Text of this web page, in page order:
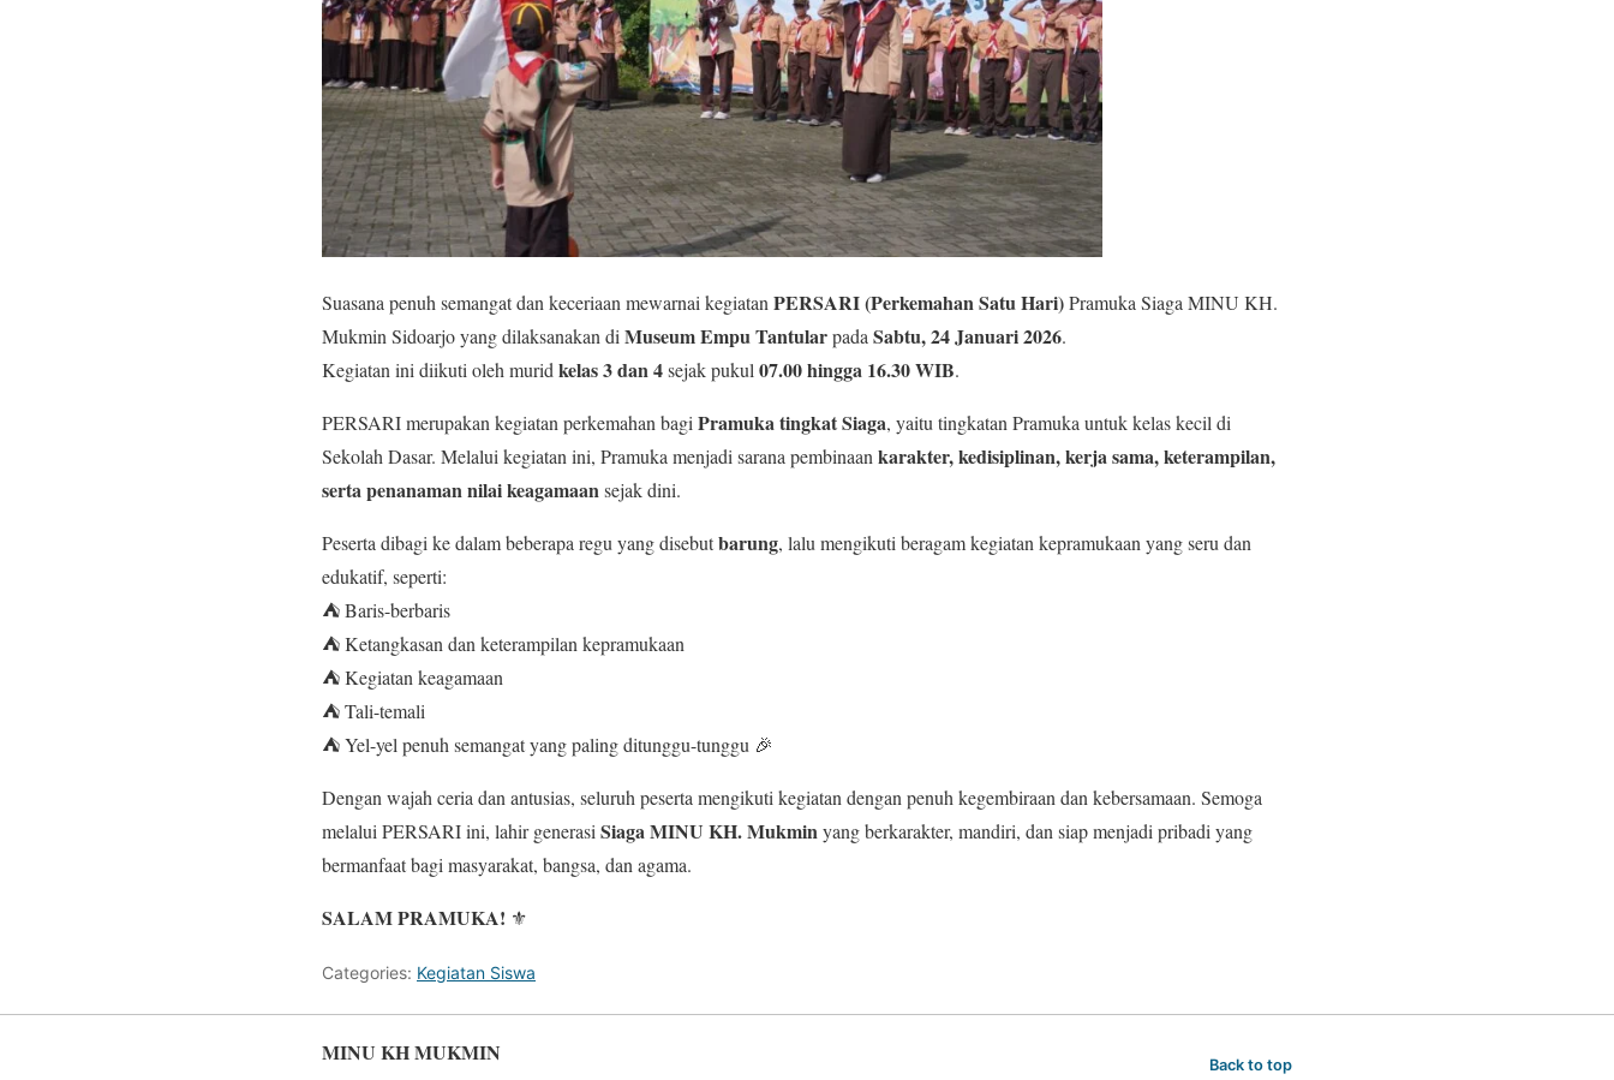
Suasana penuh semangat dan keceriaan mewarnai kegiatan PERSARI (Perkemahan Satu Hari)Pramuka Siaga MINU KH.
Mukmin Sidoarjo yang dilaksanakan di Museum Empu Tantularpada Sabtu, 24 Januari 2026.
Kegiatan ini diikuti oleh murid kelas 3 dan 4sejak pukul 07.00 hingga 16.30 WIB.
PERSARI merupakan kegiatan perkemahan bagi Pramuka tingkat Siaga, yaitu tingkatan Pramuka untuk kelas kecil di
Sekolah Dasar. Melalui kegiatan ini, Pramuka menjadi sarana pembinaan karakter, kedisiplinan, kerja sama, keterampilan,
serta penanaman nilai keagamaansejak dini.
Peserta dibagi ke dalam beberapa regu yang disebutbarung, lalu mengikuti beragam kegiatan kepramukaan yang seru dan
edukatif, seperti:
⛺ Baris-berbaris
⛺ Ketangkasan dan keterampilan kepramukaan
⛺ Kegiatan keagamaan
⛺ Tali-temali
⛺ Yel-yel penuh semangat yang paling ditunggu-tunggu 🎉
Dengan wajah ceria dan antusias, seluruh peserta mengikuti kegiatan dengan penuh kegembiraan dan kebersamaan. Semoga
melalui PERSARI ini, lahir generasi Siaga MINU KH. Mukminyang berkarakter, mandiri, dan siap menjadi pribadi yang
bermanfaat bagi masyarakat, bangsa, dan agama.
SALAM PRAMUKA! ⚜️
Categories: Kegiatan Siswa
MINU KH MUKMIN Back to top